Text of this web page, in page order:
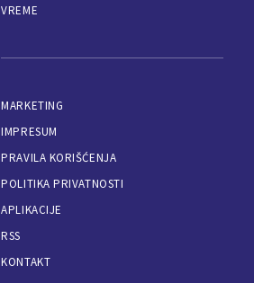
VREME
MARKETING
IMPRESUM
PRAVILA KORIŠĆENJA
POLITIKA PRIVATNOSTI
APLIKACIJE
RSS
KONTAKT